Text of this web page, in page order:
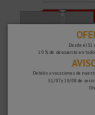
Características
Desde el
10 % de descuento en
Debido a vacaciones de
31/07 y 10/08 de